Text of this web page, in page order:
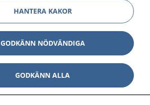
HANTERA KAKOR
GODKÄNN NÖDVÄNDIGA
GODKÄNN ALLA